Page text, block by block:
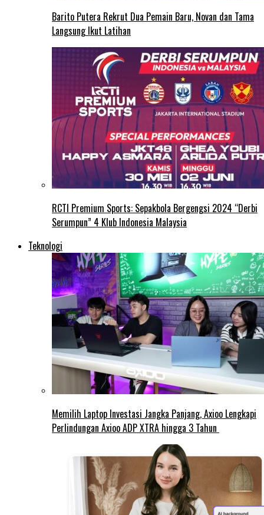
Barito Putera Rekrut Dua Pemain Baru, Novan dan Tama
Langsung Ikut Latihan
RCTI Premium Sports: Sepakbola Bergengsi 2024 “Derbi
Serumpun” 4 Klub Indonesia Malaysia
Teknologi
Memilih Laptop Investasi Jangka Panjang, Axioo Lengkapi
Perlindungan Axioo ADP XTRA hingga 3 Tahun